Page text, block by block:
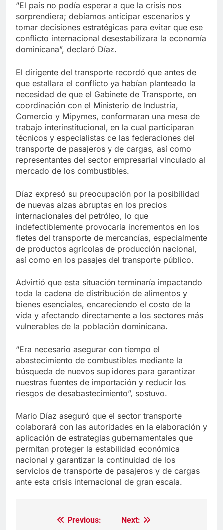
“El país no podía esperar a que la crisis nos
sorprendiera; debíamos anticipar escenarios y
tomar decisiones estratégicas para evitar que ese
conflicto internacional desestabilizara la economía
dominicana”, declaró Díaz.
El dirigente del transporte recordó que antes de
que estallara el conflicto ya habían planteado la
necesidad de que el Gabinete de Transporte, en
coordinación con el Ministerio de Industria,
Comercio y Mipymes, conformaran una mesa de
trabajo interinstitucional, en la cual participaran
técnicos y especialistas de las federaciones del
transporte de pasajeros y de cargas, así como
representantes del sector empresarial vinculado al
mercado de los combustibles.
Díaz expresó su preocupación por la posibilidad
de nuevas alzas abruptas en los precios
internacionales del petróleo, lo que
indefectiblemente provocaria incrementos en los
fletes del transporte de mercancías, especialmente
de productos agrícolas de producción nacional,
así como en los pasajes del transporte público.
Advirtió que esta situación terminaría impactando
toda la cadena de distribución de alimentos y
bienes esenciales, encareciendo el costo de la
vida y afectando directamente a los sectores más
vulnerables de la población dominicana.
“Era necesario asegurar con tiempo el
abastecimiento de combustibles mediante la
búsqueda de nuevos suplidores para garantizar
nuestras fuentes de importación y reducir los
riesgos de desabastecimiento”, sostuvo.
Mario Díaz aseguró que el sector transporte
colaborará con las autoridades en la elaboración y
aplicación de estrategias gubernamentales que
permitan proteger la estabilidad económica
nacional y garantizar la continuidad de los
servicios de transporte de pasajeros y de cargas
ante esta crisis internacional de gran escala.
Navegación
Previous:
Next: